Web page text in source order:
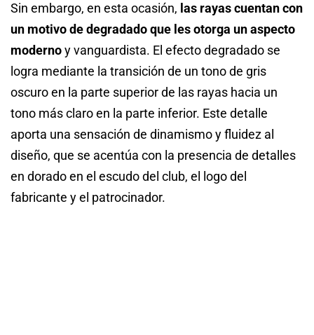
Sin embargo, en esta ocasión, las rayas cuentan con
un motivo de degradado que les otorga un aspecto
modernoy vanguardista. El efecto degradado se
logra mediante la transición de un tono de gris
oscuro en la parte superior de las rayas hacia un
tono más claro en la parte inferior. Este detalle
aporta una sensación de dinamismo y fluidez al
diseño, que se acentúa con la presencia de detalles
en dorado en el escudo del club, el logo del
fabricante y el patrocinador.